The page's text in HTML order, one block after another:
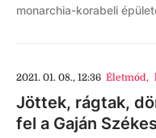
monarchia-korabeli
2021. 01. 08., 12:36 Életmód,
Jöttek, rágtak,
fel a Gaján